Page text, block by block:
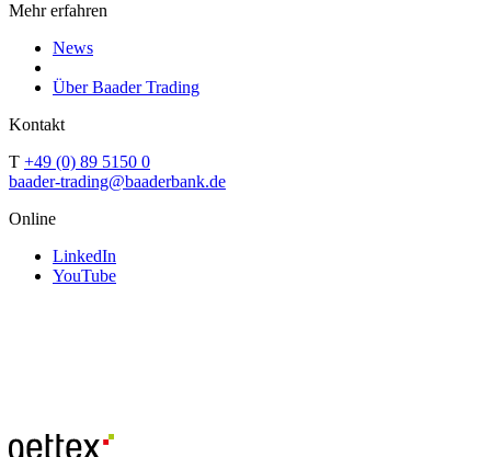
Mehr erfahren
News
Über Baader Trading
Kontakt
T +49 (0) 89 5150 0
baader-trading@baaderbank.de
Online
LinkedIn
YouTube